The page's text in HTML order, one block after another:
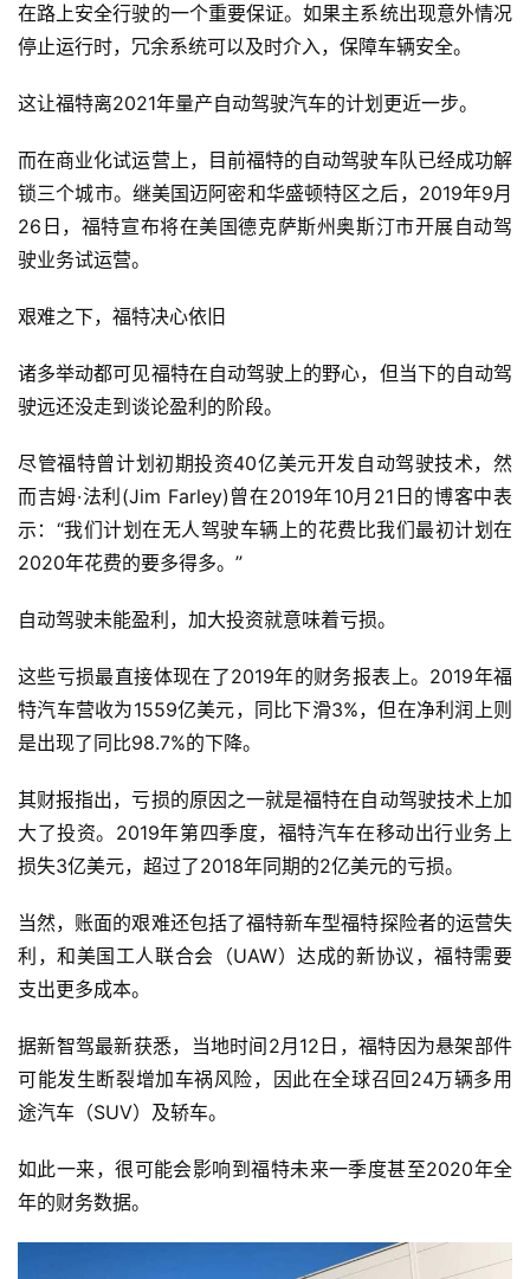
云
计
算
未
来
医
疗
智
能
驾
驶
智
慧
城
市
更
多
内
容
在路上安全行驶的一个重要保证。如果主系统出现意外情况
停止运行时，冗余系统可以及时介入，保障车辆安全。
这让福特离2021年量产自动驾驶汽车的计划更近一步。
而在商业化试运营上，目前福特的自动驾驶车队已经成功解
锁三个城市。继美国迈阿密和华盛顿特区之后，2019年9月
26日，福特宣布将在美国德克萨斯州奥斯汀市开展自动驾
驶业务试运营。
艰难之下，福特决心依旧
诸多举动都可见福特在自动驾驶上的野心，但当下的自动驾
驶远还没走到谈论盈利的阶段。
尽管福特曾计划初期投资40亿美元开发自动驾驶技术，然
而吉姆·法利(Jim Farley)曾在2019年10月21日的博客中表
示：“我们计划在无人驾驶车辆上的花费比我们最初计划在
2020年花费的要多得多。”
自动驾驶未能盈利，加大投资就意味着亏损。
这些亏损最直接体现在了2019年的财务报表上。2019年福
特汽车营收为1559亿美元，同比下滑3%，但在净利润上则
是出现了同比98.7%的下降。
其财报指出，亏损的原因之一就是福特在自动驾驶技术上加
大了投资。2019年第四季度，福特汽车在移动出行业务上
损失3亿美元，超过了2018年同期的2亿美元的亏损。
当然，账面的艰难还包括了福特新车型福特探险者的运营失
利，和美国工人联合会（UAW）达成的新协议，福特需要
支出更多成本。
据新智驾最新获悉，当地时间2月12日，福特因为悬架部件
可能发生断裂增加车祸风险，因此在全球召回24万辆多用
途汽车（SUV）及轿车。
如此一来，很可能会影响到福特未来一季度甚至2020年全
年的财务数据。